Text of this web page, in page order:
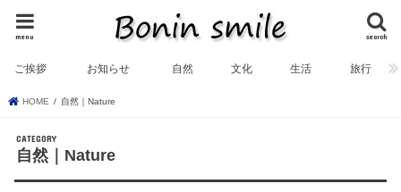
search
menu
ご挨拶 お知らせ 自然 文化 生活 旅行
HOME 自然｜Nature
自然｜Nature